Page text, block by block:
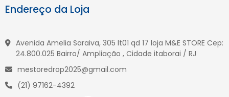
Endereço da Loja
Avenida Amelia Saraiva, 305 lt01 qd 17 loja M&E STORE Cep:
24.800.025 Bairro/ Ampliação , Cidade itaborai / RJ
mestoredrop2025@gmail.com
(21) 97162-4392